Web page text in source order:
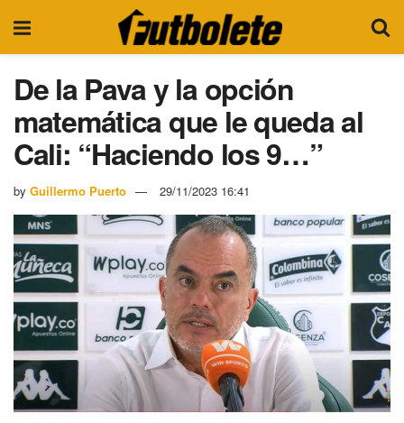
De la Pava y la opción
matemática que le queda al
Cali: “Haciendo los 9…”
by Guillermo Puerto 29/11/2023 16:41